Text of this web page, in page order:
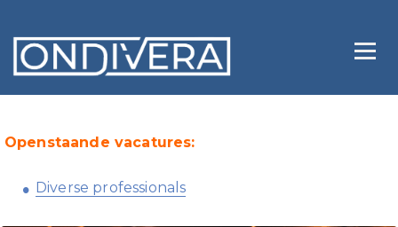
Openstaande vacatures:
Diverse professionals